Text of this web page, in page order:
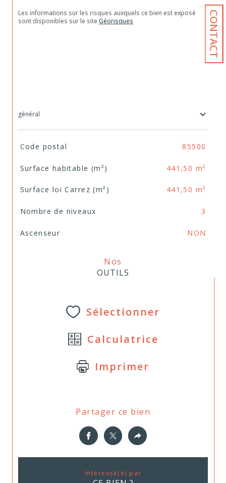
CONTACT
Les informations sur les risques auxquels ce bien est exposé
sont disponibles sur le site Géorisques
général
TRAD_SIROCCO_Caracteristique
Code postal 85500
Surface habitable (m²) 441,50 m²
Surface loi Carrez (m²) 441,50 m²
Nombre de niveaux 3
Ascenseur NON
Nos
OUTILS
Sélectionner
Calculatrice
Imprimer
Partager ce bien
Intéressé(e) par